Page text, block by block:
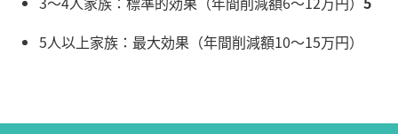
5人以上家族：最大効果（年間削減額10〜15万円）